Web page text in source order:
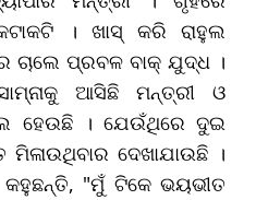
। ଖାସ୍ କରି ରାହୁଲ
ଚାଲେ ପ୍ରବଳ ବାକ୍ ଯୁଦ୍ଧ ।
ଆସିଛି ମନ୍ତ୍ରୀ ଓ
ହେଉଛି । ଯେଉଁଥିରେ ଦୁଇ
ମିଳାଉଥିବାର ଦେଖାଯାଉଛି ।
"ମୁଁ ଟିକେ ଭୟଭୀତ